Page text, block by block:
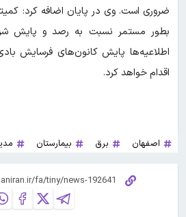
ضروری است. وی در پایان اضافه کرد:
بطور مستمر نسبت به رصد و پایش
اطلاعیه‌ها پایش کانون‌های فرسایش
اقدام خواهد کرد.
اصفهان برق بیمارستان